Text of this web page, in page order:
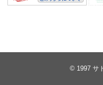
© 1997 サ